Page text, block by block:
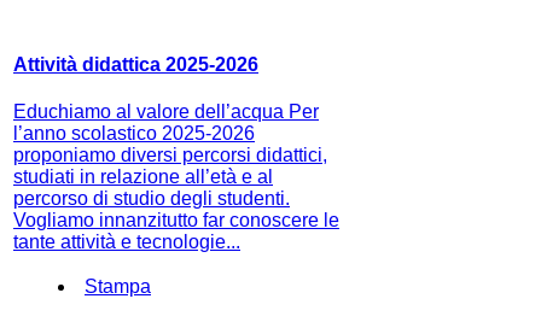
Attività didattica 2025-2026
Educhiamo al valore dell’acqua Per
l’anno scolastico 2025-2026
proponiamo diversi percorsi didattici,
studiati in relazione all’età e al
percorso di studio degli studenti.
Vogliamo innanzitutto far conoscere le
tante attività e tecnologie...
Stampa